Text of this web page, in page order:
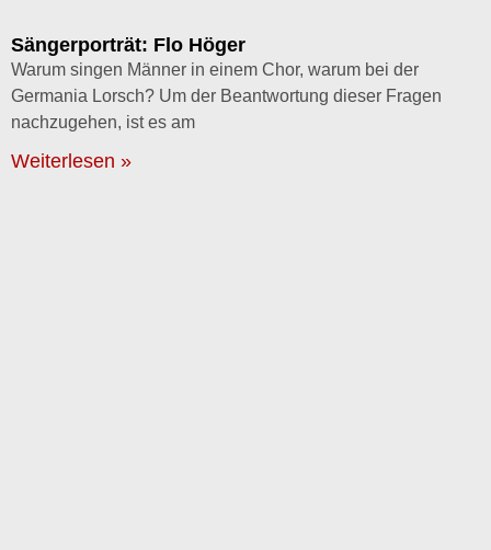
Sängerporträt: Flo Höger
Warum singen Männer in einem Chor, warum bei der
Germania Lorsch? Um der Beantwortung dieser Fragen
nachzugehen, ist es am
Weiterlesen »